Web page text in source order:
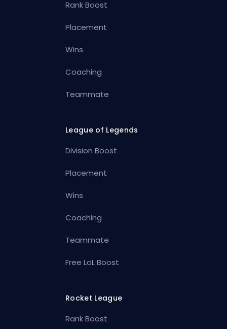
Rank Boost
Placement
Wins
Coaching
Teammate
League of Legends
Division Boost
Placement
Wins
Coaching
Teammate
Free LoL Boost
Rocket League
Rank Boost